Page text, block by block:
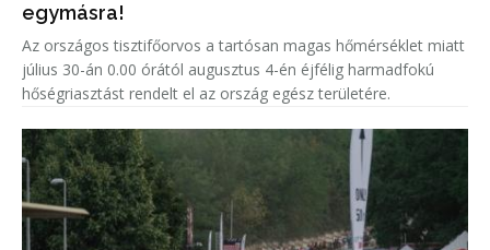
egymásra!
Az országos tisztifőorvos a tartósan magas hőmérséklet miatt
július 30-án 0.00 órától augusztus 4-én éjfélig harmadfokú
hőségriasztást rendelt el az ország egész területére.